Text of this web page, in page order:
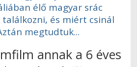
élő magyar srác
találkozni, és miért csinál
megtudtuk...
annak a 6 éves